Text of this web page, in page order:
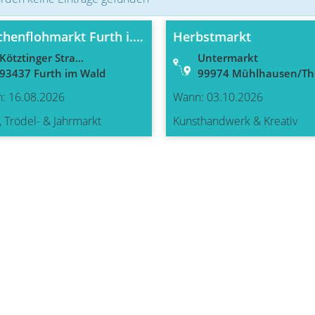
Drachenflohmarkt Furth i. W./ Jahresflohmarkt
Kötztinger Stra...
93437 Furth im Wald
16.08.2026
Trödel- & Jahrmarkt
Herbstmarkt
Untermarkt
99974 Mühlhausen/
Wann: 03.10.2026
Kunsthandwerk & Kreativ